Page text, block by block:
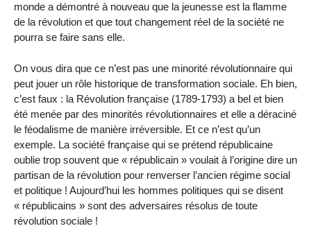
monde a démontré à nouveau que la jeunesse est la flamme
de la révolution et que tout changement réel de la société ne
pourra se faire sans elle.
On vous dira que ce n’est pas une minorité révolutionnaire qui
peut jouer un rôle historique de transformation sociale. Eh bien,
c’est faux : la Révolution française (1789-1793) a bel et bien
été menée par des minorités révolutionnaires et elle a déraciné
le féodalisme de manière irréversible. Et ce n’est qu’un
exemple. La société française qui se prétend républicaine
oublie trop souvent que « républicain » voulait à l’origine dire un
partisan de la révolution pour renverser l’ancien régime social
et politique ! Aujourd’hui les hommes politiques qui se disent
« républicains » sont des adversaires résolus de toute
révolution sociale !